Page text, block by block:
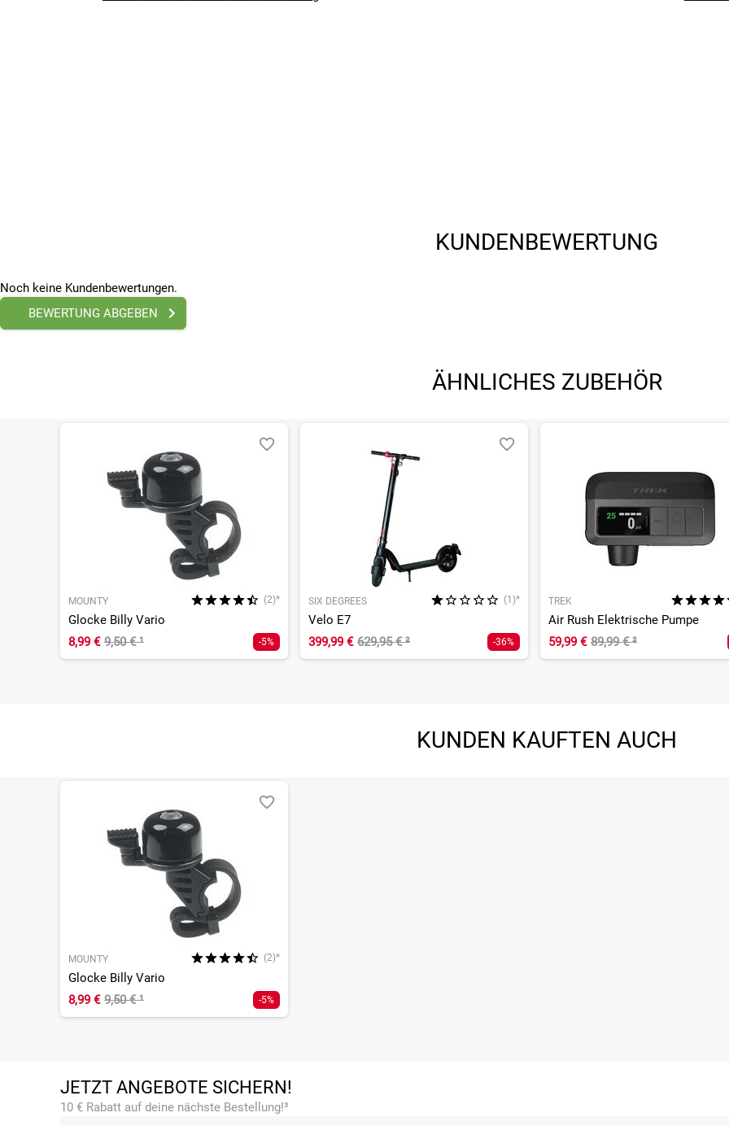
1081mm x 943mm x 560mm
Beleuchtung vorn
Bitte beachte, dass es zu Abweichungen zwischen den angegebenen- und den verbauten Komponenten bei Fahrrädern
Bitte beachte, dass es zu Abweichungen zwischen den angegebenen- und den verbauten Komponenten bei Fahrrädern
KUNDENBEWERTUNG
Noch keine Kundenbewertungen.
BEWERTUNG ABGEBEN
ÄHNLICHES ZUBEHÖR
MOUNTY (2)*
Glocke Billy Vario
8,99 € 9,50 €¹ -5%
SIX DEGREES (1)*
Velo E7
399,99 € 629,95 €² -36%
TREK
Air Rush Elektrische Pumpe
59,99 € 89,99 €²
KUNDEN KAUFTEN AUCH
MOUNTY (2)*
Glocke Billy Vario
8,99 € 9,50 €¹ -5%
JETZT ANGEBOTE SICHERN!
10 € Rabatt auf deine nächste Bestellung!³